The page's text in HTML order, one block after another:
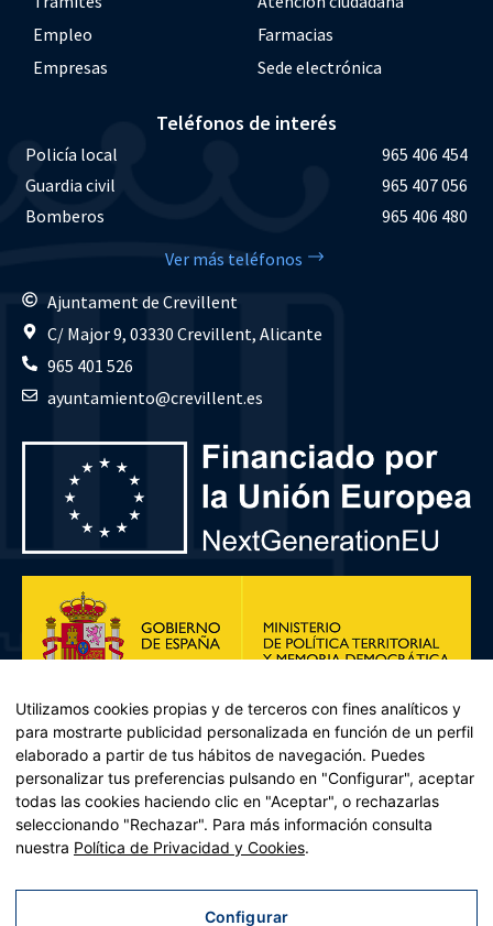
Empleo
Farmacias
Empresas
Sede electrónica
Teléfonos de interés
Policía local
965 406 454
Guardia civil
965 407 056
Bomberos
965 406 480
Ver más teléfonos
Ajuntament de Crevillent
C/ Major 9, 03330 Crevillent, Alicante
965 401 526
ayuntamiento@crevillent.es
Plan de Recuperación, Transformación y Resiliencia – Financiado por
Recuperación y resiliencia, establecido por el Reglamento (UE)
2021/241 del Parlamento Europeo y del Consejo, de 12 de febrero
Utilizamos cookies propias y de terceros con fines analíticos y
para mostrarte publicidad personalizada en función de un perfil
elaborado a partir de tus hábitos de navegación. Puedes
personalizar tus preferencias pulsando en "Configurar", aceptar
todas las cookies haciendo clic en "Aceptar", o rechazarlas
seleccionando "Rechazar". Para más información consulta
nuestra Política de Privacidad y Cookies.
Configurar